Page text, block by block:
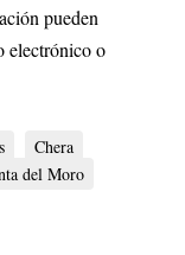
pueden
electrónico o
Chera
del Moro